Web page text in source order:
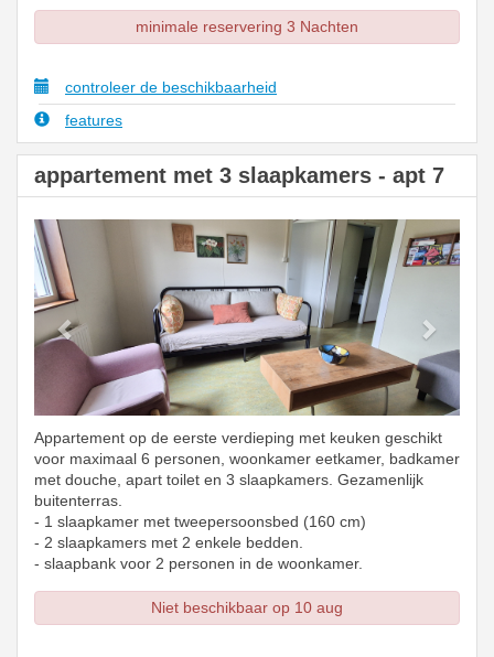
minimale reservering 3 Nachten
controleer de beschikbaarheid
features
appartement met 3 slaapkamers - apt 7
Next
Appartement op de eerste verdieping met keuken geschikt
voor maximaal 6 personen, woonkamer eetkamer, badkamer
met douche, apart toilet en 3 slaapkamers. Gezamenlijk
buitenterras.
- 1 slaapkamer met tweepersoonsbed (160 cm)
- 2 slaapkamers met 2 enkele bedden.
- slaapbank voor 2 personen in de woonkamer.
Niet beschikbaar op 10 aug